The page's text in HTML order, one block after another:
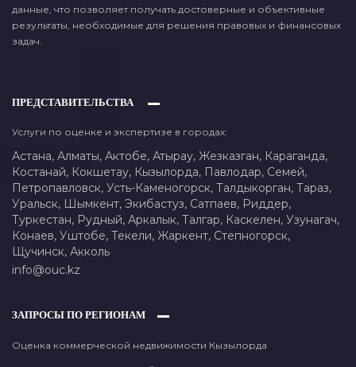
данные, что позволяет получать достоверные и объективные
результаты, необходимые для решения правовых и финансовых
задач.
ПРЕДСТАВИТЕЛЬСТВА
Услуги по оценке и экспертизе в городах:
Астана, Алматы, Актобе, Атырау, Жезказган, Караганда,
Костанай, Кокшетау, Кызылорда, Павлодар, Семей,
Петропавловск, Усть-Каменогорск, Талдыкорган, Тараз,
Уральск, Шымкент, Экибастуз, Сатпаев, Риддер,
Туркестан, Рудный, Аркалык, Талгар, Каскелен, Узунагач,
Конаев, Уштобе, Текели, Жаркент, Степногорск,
Щучинск, Акколь
info@ouc.kz
ЗАПРОСЫ ПО РЕГИОНАМ
Оценка коммерческой недвижимости Кызылорда